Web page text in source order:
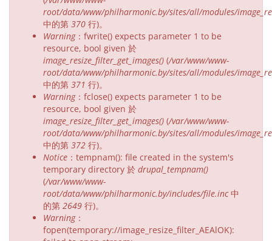
root/data/www/philharmonic.by/sites/all/modules/
中的第 370 行)。
Warning：fwrite() expects parameter 1 to be
resource, bool given 於
image_resize_filter_get_images() (/var/www/www-
root/data/www/philharmonic.by/sites/all/modules/
中的第 371 行)。
Warning：fclose() expects parameter 1 to be
resource, bool given 於
image_resize_filter_get_images() (/var/www/www-
root/data/www/philharmonic.by/sites/all/modules/
中的第 372 行)。
Notice ：tempnam(): file created in the system's
temporary directory 於 drupal_tempnam()
(/var/www/www-
root/data/www/philharmonic.by/includes/file.inc中
的第 2649 行)。
Warning：
fopen(temporary://image_resize_filter_AEAlOK):